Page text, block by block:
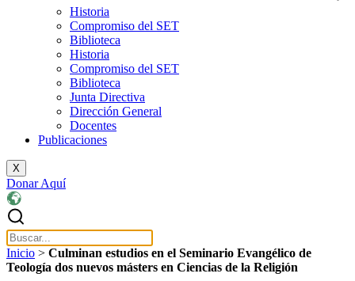
Historia
Compromiso del SET
Biblioteca
Historia
Compromiso del SET
Biblioteca
Junta Directiva
Dirección General
Docentes
Publicaciones
X
Donar Aquí
Inicio > Culminan estudios en el Seminario Evangélico de
Teología dos nuevos másters en Ciencias de la Religión